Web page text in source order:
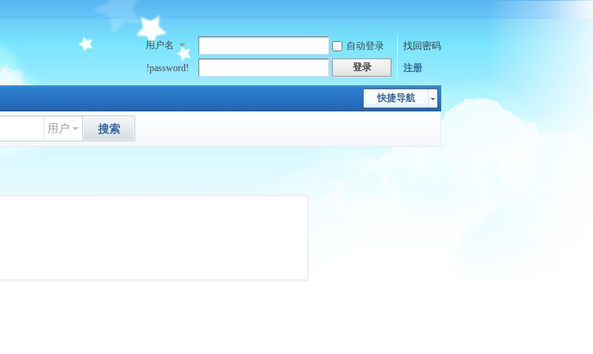
用户名 自动登录
找回密码
!password!
登录 注册
快捷导航
用户 搜索